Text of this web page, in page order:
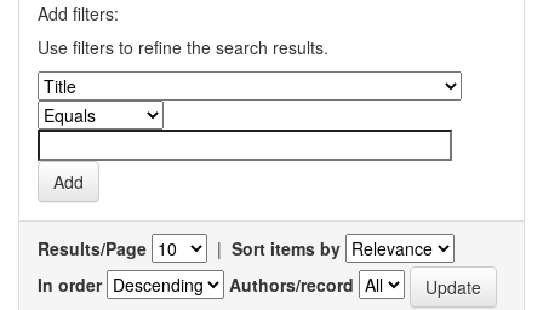
Add filters:
Use filters to refine the search results.
Results/Page | Sort items by
In order
Authors/record